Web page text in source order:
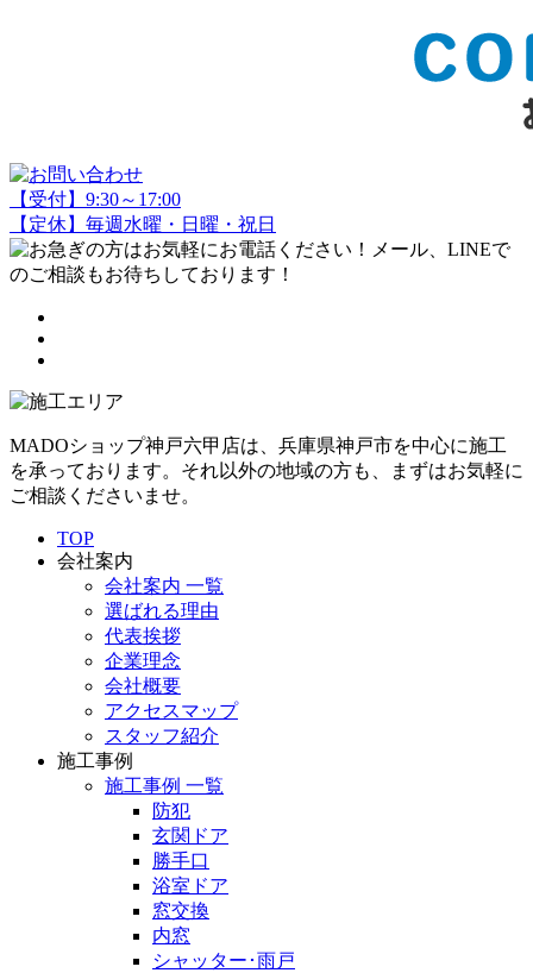
【受付】9:30～17:00
【定休】毎週水曜・日曜・祝日
MADOショップ神戸六甲店は、兵庫県神戸市を中心に施工
を承っております。それ以外の地域の方も、まずはお気軽に
ご相談くださいませ。
TOP
会社案内
会社案内 一覧
選ばれる理由
代表挨拶
企業理念
会社概要
アクセスマップ
スタッフ紹介
施工事例
施工事例 一覧
防犯
玄関ドア
勝手口
浴室ドア
窓交換
内窓
シャッター･雨戸